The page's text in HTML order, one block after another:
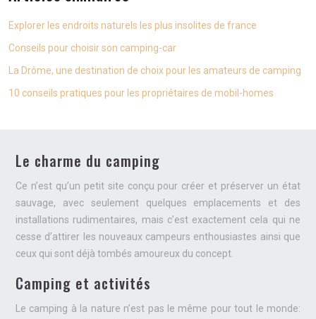
Explorer les endroits naturels les plus insolites de france
Conseils pour choisir son camping-car
La Drôme, une destination de choix pour les amateurs de camping
10 conseils pratiques pour les propriétaires de mobil-homes
Le charme du camping
Ce n’est qu’un petit site conçu pour créer et préserver un état
sauvage, avec seulement quelques emplacements et des
installations rudimentaires, mais c’est exactement cela qui ne
cesse d’attirer les nouveaux campeurs enthousiastes ainsi que
ceux qui sont déjà tombés amoureux du concept.
Camping et activités
Le camping à la nature n’est pas le même pour tout le monde: